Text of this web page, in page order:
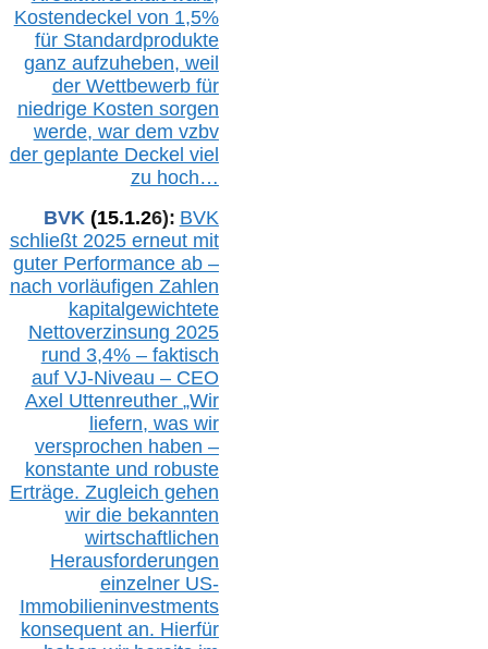
Kostendeckel von 1,5%
für Standardprodukte
ganz aufzuheben, weil
der Wettbewerb für
niedrige Kosten sorgen
werde, war dem vzbv
der geplante Deckel viel
zu hoch…
BVK (15.1.26): BVK
schließt 2025 erneut mit
guter Performance ab –
nach vorläufigen Zahlen
kapitalgewichtete
Nettoverzinsung 2025
rund 3,4% – faktisch
auf VJ-Niveau – CEO
Axel Uttenreuther „Wir
liefern, was wir
versprochen haben –
konstante und robuste
Erträge. Zugleich gehen
wir die bekannten
wirtschaftlichen
Herausforderungen
einzelner US-
Immobilieninvestments
konsequent an. Hierfür